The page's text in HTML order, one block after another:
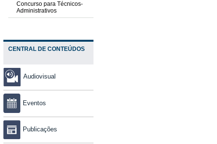
Concurso para Técnicos-
Administrativos
CENTRAL DE CONTEÚDOS
Audiovisual
Eventos
Publicações